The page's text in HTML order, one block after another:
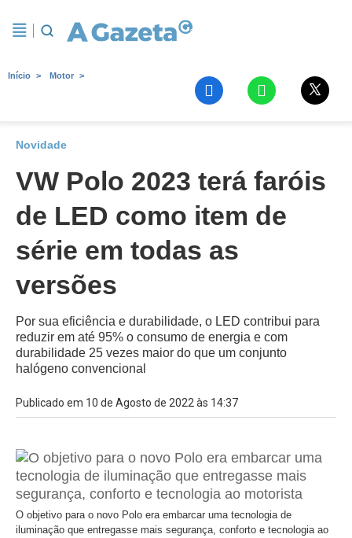
Início Motor
Novidade
VW Polo 2023 terá faróis
de LED como item de
série em todas as
versões
Por sua eficiência e durabilidade, o LED contribui para
reduzir em até 95% o consumo de energia e com
durabilidade 25 vezes maior do que um conjunto
halógeno convencional
Publicado em 10 de Agosto de 2022 às 14:37
O objetivo para o novo Polo era embarcar uma tecnologia de
iluminação que entregasse mais segurança, conforto e tecnologia ao